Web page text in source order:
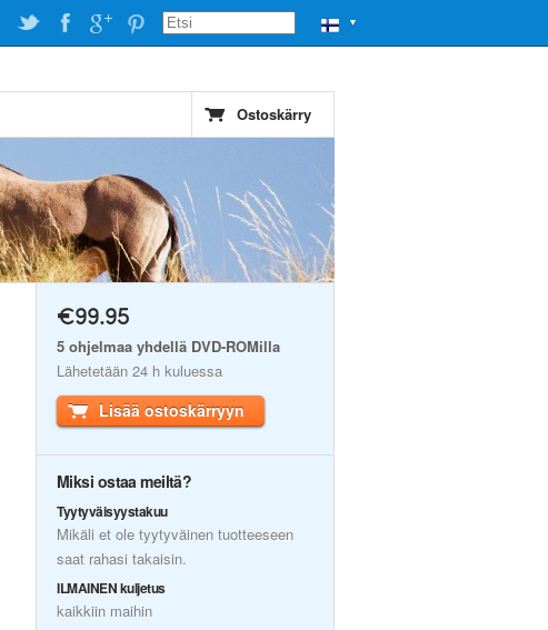
▼
Ostoskärry
€99.95
5 ohjelmaa yhdellä DVD-ROMilla
Lähetetään 24 h kuluessa
Lisää ostoskärryyn
Miksi ostaa meiltä?
Tyytyväisyystakuu
Mikäli et ole tyytyväinen tuotteeseen
saat rahasi takaisin.
ILMAINEN kuljetus
kaikkiin maihin